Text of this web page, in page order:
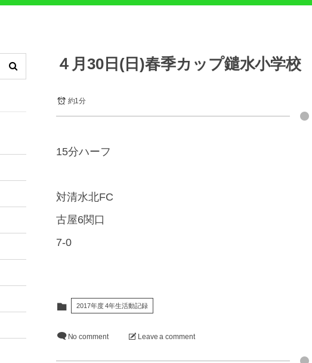
４月30日(日)春季カップ鑓水小学校
約1分
15分ハーフ
対清水北FC
古屋6関口
7-0
2017年度 4年生活動記録
No comment Leave a comment